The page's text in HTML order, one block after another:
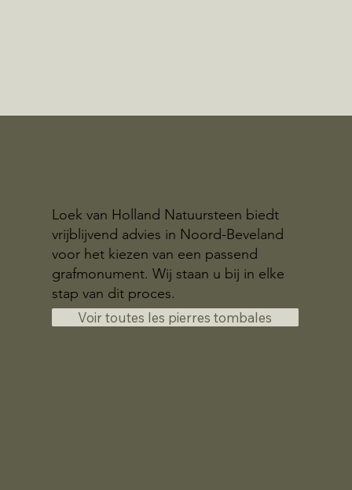
Loek van Holland Natuursteen biedt
vrijblijvend advies in Noord-Beveland
voor het kiezen van een passend
grafmonument. Wij staan u bij in elke
stap van dit proces.
Voir toutes les pierres tombales